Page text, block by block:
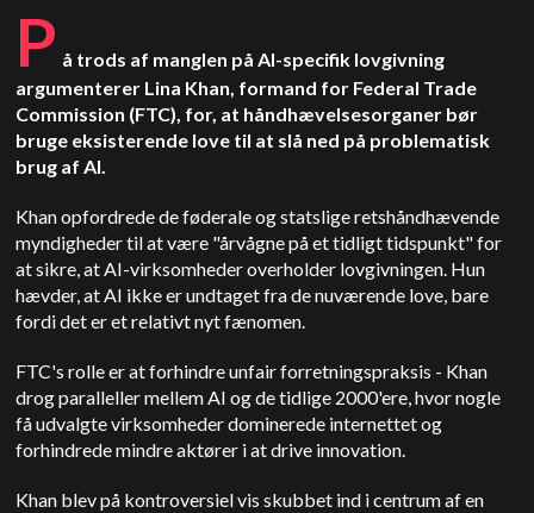
P å trods af manglen på AI-specifik lovgivning
argumenterer Lina Khan, formand for Federal Trade
Commission (FTC), for, at håndhævelsesorganer bør
bruge eksisterende love til at slå ned på problematisk
brug af AI.
Khan opfordrede de føderale og statslige retshåndhævende
myndigheder til at være "årvågne på et tidligt tidspunkt" for
at sikre, at AI-virksomheder overholder lovgivningen. Hun
hævder, at AI ikke er undtaget fra de nuværende love, bare
fordi det er et relativt nyt fænomen.
FTC's rolle er at forhindre unfair forretningspraksis - Khan
drog paralleller mellem AI og de tidlige 2000'ere, hvor nogle
få udvalgte virksomheder dominerede internettet og
forhindrede mindre aktører i at drive innovation.
Khan blev på kontroversiel vis skubbet ind i centrum af en